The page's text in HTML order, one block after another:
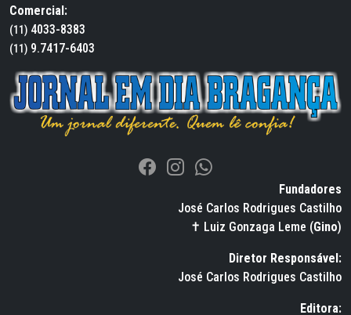
Comercial:
(11) 4033-8383
(11) 9.7417-6403
Fundadores
José Carlos Rodrigues Castilho
✝ Luiz Gonzaga Leme (Gino)
Diretor Responsável:
José Carlos Rodrigues Castilho
Editora: